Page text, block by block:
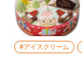
#アイスクリーム